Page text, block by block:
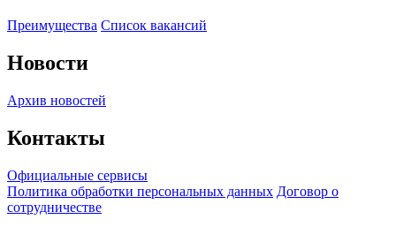
Преимущества Список вакансий
Новости
Архив новостей
Контакты
Официальные сервисы
Политика обработки персональных данных Договор о
сотрудничестве